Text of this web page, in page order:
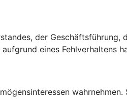
der
eines Fehlverhaltens